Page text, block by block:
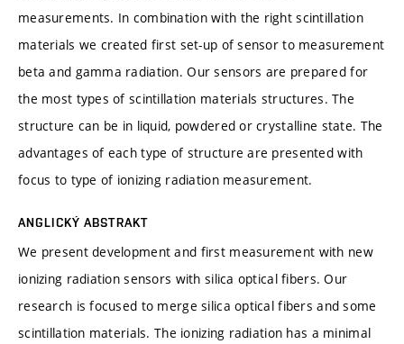
measurements. In combination with the right scintillation
materials we created first set-up of sensor to measurement
beta and gamma radiation. Our sensors are prepared for
the most types of scintillation materials structures. The
structure can be in liquid, powdered or crystalline state. The
advantages of each type of structure are presented with
focus to type of ionizing radiation measurement.
ANGLICKÝ ABSTRAKT
We present development and first measurement with new
ionizing radiation sensors with silica optical fibers. Our
research is focused to merge silica optical fibers and some
scintillation materials. The ionizing radiation has a minimal